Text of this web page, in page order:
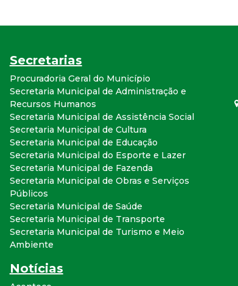
a
l
d
e
C
o
n
q
u
Secretarias
Procuradoria Geral do Município
Secretaria Municipal de Administração e
Recursos Humanos
Secretaria Municipal de Assistência Social
Secretaria Municipal de Cultura
Secretaria Municipal de Educação
Secretaria Municipal do Esporte e Lazer
Secretaria Municipal de Fazenda
Secretaria Municipal de Obras e Serviços
Públicos
Secretaria Municipal de Saúde
Secretaria Municipal de Transporte
Secretaria Municipal de Turismo e Meio
Ambiente
Notícias